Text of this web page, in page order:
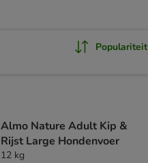
Populariteit
Almo Nature Adult Kip &
Rijst Large Hondenvoer
12 kg